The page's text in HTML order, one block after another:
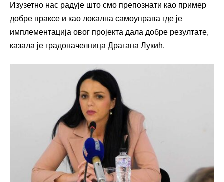
Изузетно нас радује што смо препознати као пример
добре праксе и као локална самоуправа где је
имплементација овог пројекта дала добре резултате,
казала је градоначелница Драгана Лукић.